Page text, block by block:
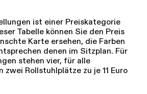
ist einer Preiskategorie
Tabelle können Sie den Preis
Karte ersehen, die Farben
denen im Sitzplan. Für
stehen vier, für alle
Rollstuhlplätze zu je 11 Euro